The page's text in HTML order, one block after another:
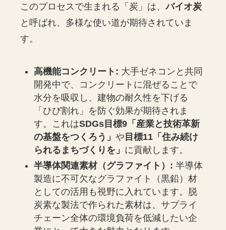
このプロセスで生まれる「炭」は、バイオ炭
と呼ばれ、多様な使い道が期待されていま
す。
高機能コンクリート: 大手ゼネコンと共同
開発中で、コンクリートに混ぜることで
水分を吸収し、建物の耐久性を下げる
「ひび割れ」を防ぐ効果が期待されま
す。これはSDGs目標9「産業と技術革新
の基盤をつくろう」や 目標11「住み続け
られるまちづくりを」 に貢献します。
半導体関連素材（グラファイト）: 半導体
製造に不可欠なグラファイト（黒鉛）材
としての活用も視野に入れています。脱
炭素な製法で作られた素材は、サプライ
チェーン全体の環境負荷を低減したい企